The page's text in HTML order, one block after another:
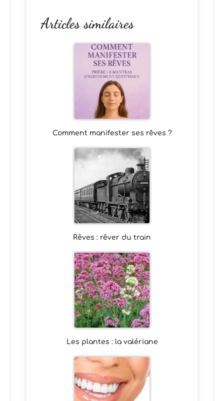
Articles similaires
Comment manifester ses rêves ?
Rêves : rêver du train
Les plantes : la valériane